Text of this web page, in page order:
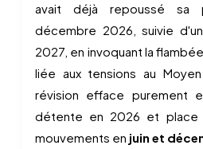
avait déjà repoussé sa
décembre 2026, suivie
2027, en invoquant la
liée aux tensions au
révision efface purement
détente en 2026 et place
mouvements en juin et